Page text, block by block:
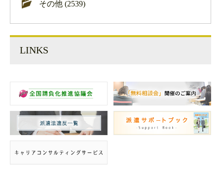
その他 (2539)
LINKS